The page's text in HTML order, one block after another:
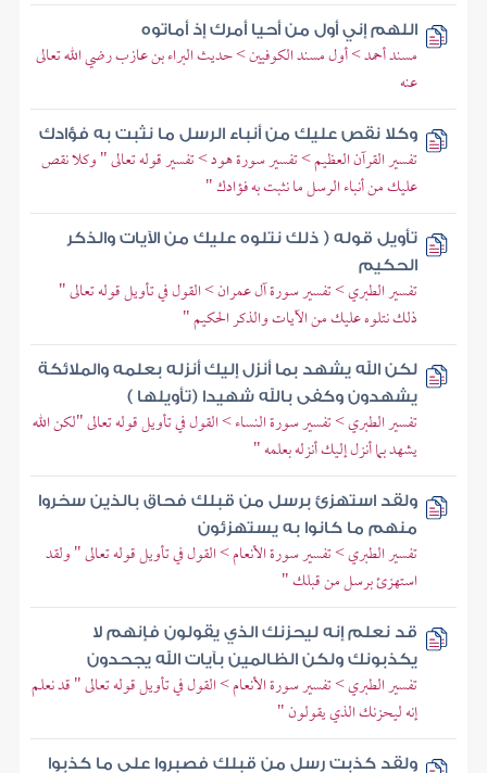
اللهم إني أول من أحيا أمرك إذ أماتوه
مسند أحمد > أول مسند الكوفيين > حديث البراء بن عازب رضي الله تعالى
عنه
وكلا نقص عليك من أنباء الرسل ما نثبت به فؤادك
تفسير القرآن العظيم > تفسير سورة هود > تفسير قوله تعالى " وكلا نقص
عليك من أنباء الرسل ما نثبت به فؤادك "
تأويل قوله ( ذلك نتلوه عليك من الآيات والذكر
الحكيم
تفسير الطبري > تفسير سورة آل عمران > القول في تأويل قوله تعالى "
ذلك نتلوه عليك من الآيات والذكر الحكيم "
لكن الله يشهد بما أنزل إليك أنزله بعلمه والملائكة
يشهدون وكفى بالله شهيدا (تأويلها )
تفسير الطبري > تفسير سورة النساء > القول في تأويل قوله تعالى "لكن الله
يشهد بما أنزل إليك أنزله بعلمه "
ولقد استهزئ برسل من قبلك فحاق بالذين سخروا
منهم ما كانوا به يستهزئون
تفسير الطبري > تفسير سورة الأنعام > القول في تأويل قوله تعالى " ولقد
استهزئ برسل من قبلك "
قد نعلم إنه ليحزنك الذي يقولون فإنهم لا
يكذبونك ولكن الظالمين بآيات الله يجحدون
تفسير الطبري > تفسير سورة الأنعام > القول في تأويل قوله تعالى " قد نعلم
إنه ليحزنك الذي يقولون "
ولقد كذبت رسل من قبلك فصبروا على ما كذبوا